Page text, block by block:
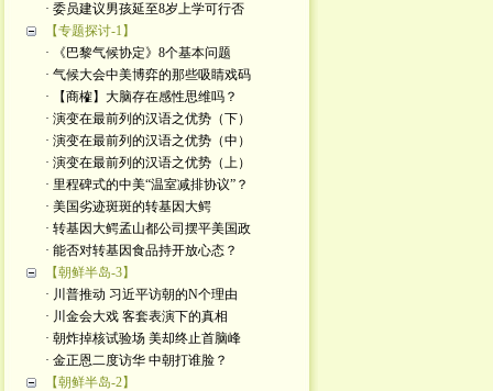
· 委员建议男孩延至8岁上学可行否
【专题探讨-1】
· 《巴黎气候协定》8个基本问题
· 气候大会中美博弈的那些吸睛戏码
· 【商榷】大脑存在感性思维吗？
· 演变在最前列的汉语之优势（下）
· 演变在最前列的汉语之优势（中）
· 演变在最前列的汉语之优势（上）
· 里程碑式的中美“温室减排协议”？
· 美国劣迹斑斑的转基因大鳄
· 转基因大鳄孟山都公司摆平美国政
· 能否对转基因食品持开放心态？
【朝鲜半岛-3】
· 川普推动 习近平访朝的N个理由
· 川金会大戏 客套表演下的真相
· 朝炸掉核试验场 美却终止首脑峰
· 金正恩二度访华 中朝打谁脸？
【朝鲜半岛-2】